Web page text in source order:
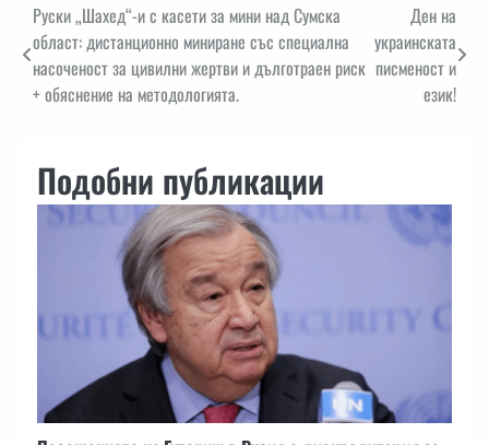
Навигация
Руски „Шахед“-и с касети за мини над Сумска
област: дистанционно миниране със специална
насоченост за цивилни жертви и дълготраен риск
+ обяснение на методологията.
Ден на
украинската
писменост и
език!
Подобни публикации